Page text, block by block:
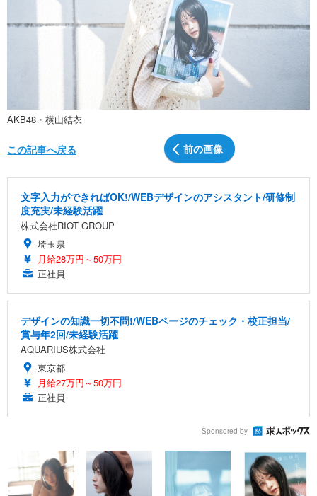
AKB48・横山結衣
前の画像
この記事へ戻る
文字入力ができればOK!/WEBデザインのアシスタント/研修制
度充実/未経験活躍
株式会社RIOT GROUP
埼玉県
月給28万円～50万円
正社員
デザインの知識一切不問!/WEBページのチェック・校正担当/
賞与年2回/未経験活躍
AQUARIUS株式会社
東京都
月給27万円～50万円
正社員
Sponsored by